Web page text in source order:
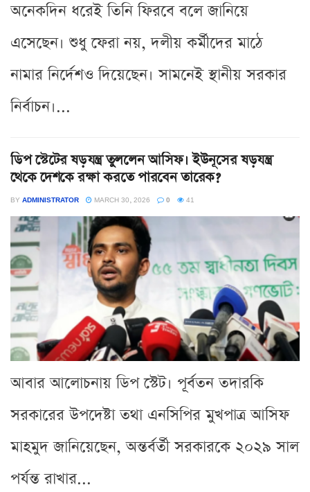
অনেকদিন ধরেই তিনি ফিরবে বলে জানিয়ে
এসেছেন। শুধু ফেরা নয়, দলীয় কর্মীদের মাঠে
নামার নির্দেশও দিয়েছেন। সামনেই স্থানীয় সরকার
নির্বাচন।...
ডিপ স্টেটের ষড়যন্ত্র তুললেন আসিফ। ইউনূসের ষড়যন্ত্র
থেকে দেশকে রক্ষা করতে পারবেন তারেক?
BY ADMINISTRATOR MARCH 30, 2026 0 41
আবার আলোচনায় ডিপ স্টেট। পূর্বতন তদারকি
সরকারের উপদেষ্টা তথা এনসিপির মুখপাত্র আসিফ
মাহমুদ জানিয়েছেন, অন্তর্বর্তী সরকারকে ২০২৯ সাল
পর্যন্ত রাখার...